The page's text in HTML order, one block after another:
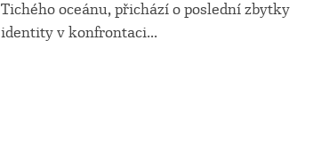
Tichého oceánu, přichází o poslední zbytky
identity v konfrontaci...